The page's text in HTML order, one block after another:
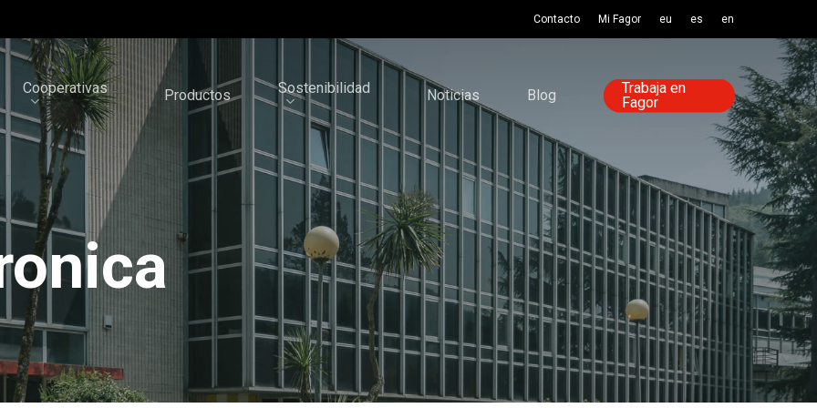
Contacto Mi Fagor eu es en
Cooperativas Productos Sostenibilidad Noticias Blog
Trabaja en
Fagor